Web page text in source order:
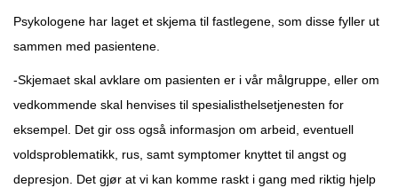
Psykologene har laget et skjema til fastlegene, som disse fyller ut
sammen med pasientene.
-Skjemaet skal avklare om pasienten er i vår målgruppe, eller om
vedkommende skal henvises til spesialisthelsetjenesten for
eksempel. Det gir oss også informasjon om arbeid, eventuell
voldsproblematikk, rus, samt symptomer knyttet til angst og
depresjon. Det gjør at vi kan komme raskt i gang med riktig hjelp